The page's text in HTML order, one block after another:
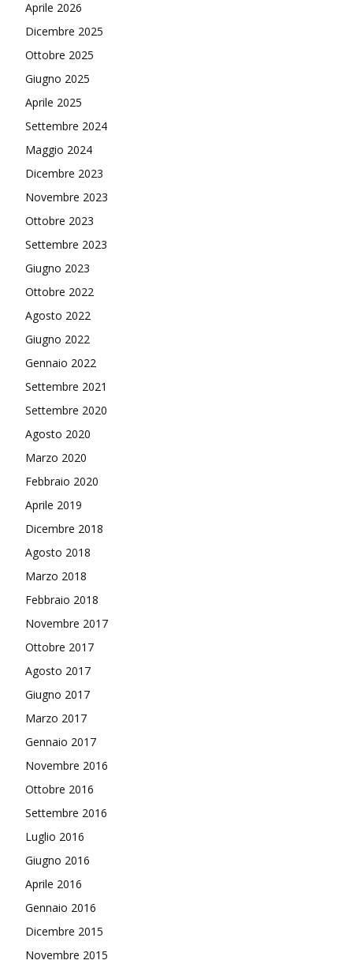
Aprile 2026
Dicembre 2025
Ottobre 2025
Giugno 2025
Aprile 2025
Settembre 2024
Maggio 2024
Dicembre 2023
Novembre 2023
Ottobre 2023
Settembre 2023
Giugno 2023
Ottobre 2022
Agosto 2022
Giugno 2022
Gennaio 2022
Settembre 2021
Settembre 2020
Agosto 2020
Marzo 2020
Febbraio 2020
Aprile 2019
Dicembre 2018
Agosto 2018
Marzo 2018
Febbraio 2018
Novembre 2017
Ottobre 2017
Agosto 2017
Giugno 2017
Marzo 2017
Gennaio 2017
Novembre 2016
Ottobre 2016
Settembre 2016
Luglio 2016
Giugno 2016
Aprile 2016
Gennaio 2016
Dicembre 2015
Novembre 2015